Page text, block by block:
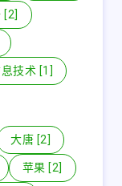
[2]
技术 [1]
大唐 [2]
苹果 [2]